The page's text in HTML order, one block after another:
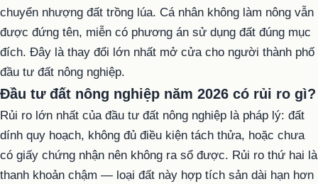
chuyển nhượng đất trồng lúa. Cá nhân không làm nông vẫn
được đứng tên, miễn có phương án sử dụng đất đúng mục
đích. Đây là thay đổi lớn nhất mở cửa cho người thành phố
đầu tư đất nông nghiệp.
Đầu tư đất nông nghiệp năm 2026 có rủi ro gì?
Rủi ro lớn nhất của đầu tư đất nông nghiệp là pháp lý: đất
dính quy hoạch, không đủ điều kiện tách thửa, hoặc chưa
có giấy chứng nhận nên không ra sổ được. Rủi ro thứ hai là
thanh khoản chậm — loại đất này hợp tích sản dài hạn hơn